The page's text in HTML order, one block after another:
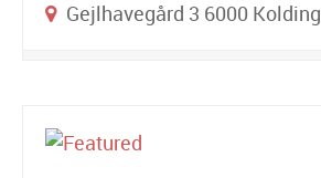
Gejlhavegård 3 6000 Kolding